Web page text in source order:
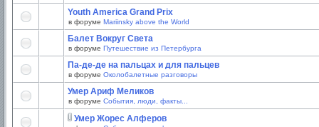
Youth America Grand Prix
в форуме Mariinsky above the World
Балет Вокруг Света
в форуме Путешествие из Петербурга
Па-де-де на пальцах и для пальцев
в форуме Околобалетные разговоры
Умер Ариф Меликов
в форуме События, люди, факты...
Умер Жорес Алферов